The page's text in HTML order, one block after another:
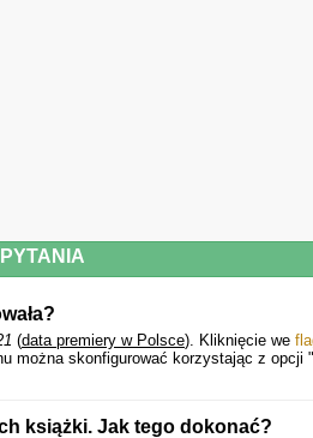
(data premiery w Polsce). Kliknięcie we
można skonfigurować korzystając z opcji
książki. Jak tego dokonać?
NOWA KSIĄŻKA CLAIRE